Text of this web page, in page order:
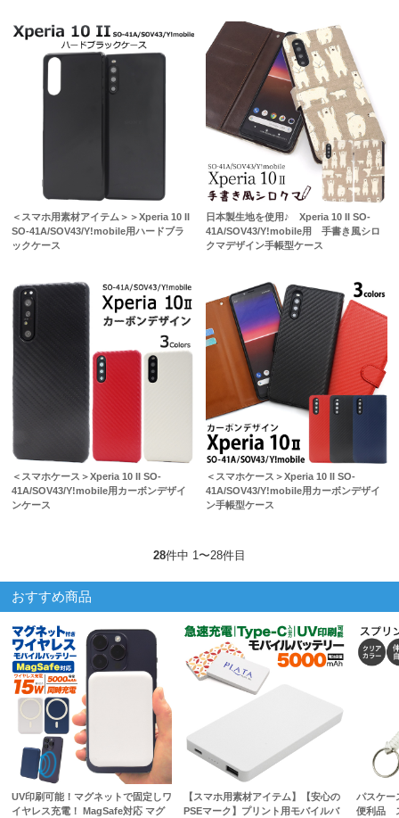
＜スマホ用素材アイテム＞＞Xperia 10 II
SO-41A/SOV43/Y!mobile用ハードブラ
ックケース
日本製生地を使用♪ Xperia 10 II SO-
41A/SOV43/Y!mobile用 手書き風シロ
クマデザイン手帳型ケース
＜スマホケース＞Xperia 10 II SO-
41A/SOV43/Y!mobile用カーボンデザイ
ンケース
＜スマホケース＞Xperia 10 II SO-
41A/SOV43/Y!mobile用カーボンデザイ
ン手帳型ケース
28件中 1〜28件目
おすすめ商品
UV印刷可能！マグネットで固定しワ
イヤレス充電！ MagSafe対応 マグ
【スマホ用素材アイテム】【安心の
PSEマーク】プリント用モバイルバ
パスケー
便利品